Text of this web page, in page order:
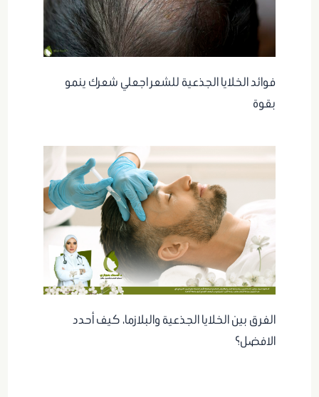
فوائد الخلايا الجذعية للشعر اجعلي شعرك ينمو
بقوة
الفرق بين الخلايا الجذعية والبلازما، كيف أحدد
الافضل؟